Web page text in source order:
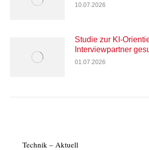
10.07.2026
Studie zur KI-
Interviewpartner
01.07.2026
Technik – Aktuell